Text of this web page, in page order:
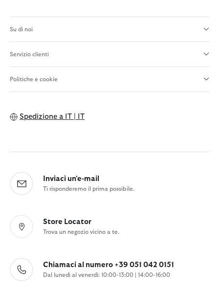
Su di noi
Servizio clienti
Politiche e cookie
Spedizione a IT | IT
Inviaci un'e-mail
Ti risponderemo il prima possibile.
Store Locator
Trova un negozio vicino a te.
Chiamaci al numero +39 051 042 0151
Dal lunedì al venerdì: 10:00-13:00 | 14:00-16:00